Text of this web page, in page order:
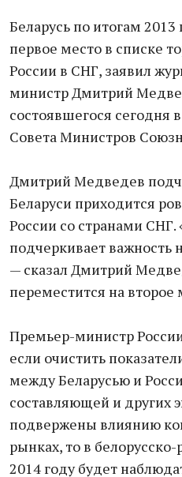
Беларусь по итогам
первое место в списке
России в СНГ, заявил
министр Дмитрий
состоявшегося сегодня
Совета Министров
Дмитрий Медведев
Беларуси приходится
России со странами
подчеркивает важность
— сказал Дмитрий
переместится на второе
Премьер-министр
если очистить
между Беларусью и
составляющей и других
подвержены влиянию
рынках, то в
2014 году будет